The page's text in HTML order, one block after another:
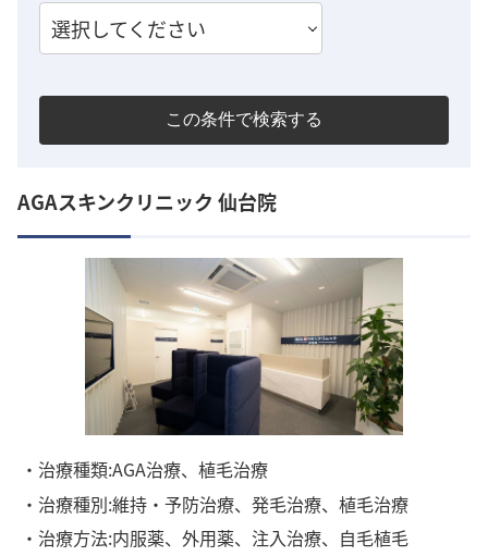
選択してください
この条件で検索する
AGAスキンクリニック 仙台院
・治療種類:AGA治療、植毛治療
・治療種別:維持・予防治療、発毛治療、植毛治療
・治療方法:内服薬、外用薬、注入治療、自毛植毛